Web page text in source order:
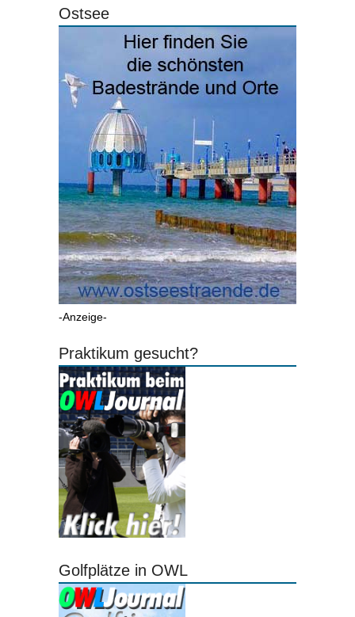
Ostsee
-Anzeige-
Praktikum gesucht?
Golfplätze in OWL